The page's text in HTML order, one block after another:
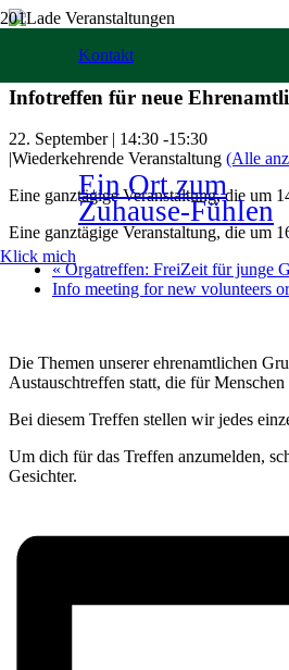
Kontakt
Ein Ort zum
Zuhause-Fühlen
Klick mich
« Alle Veranstaltungen
Infotreffen für neue
22. September | 14:30 -15:30
|Wiederkehrende Veranstaltung (Alle
Eine ganztägige Veranstaltung, die um
Eine ganztägige Veranstaltung, die um
«Orgatreffen: FreiZeit für junge
Info meeting for new volunteers
Die Themen unserer ehrenamtlichen
Austauschtreffen statt, die für
Bei diesem Treffen stellen wir jedes
Um dich für das Treffen anzumelden,
Gesichter.